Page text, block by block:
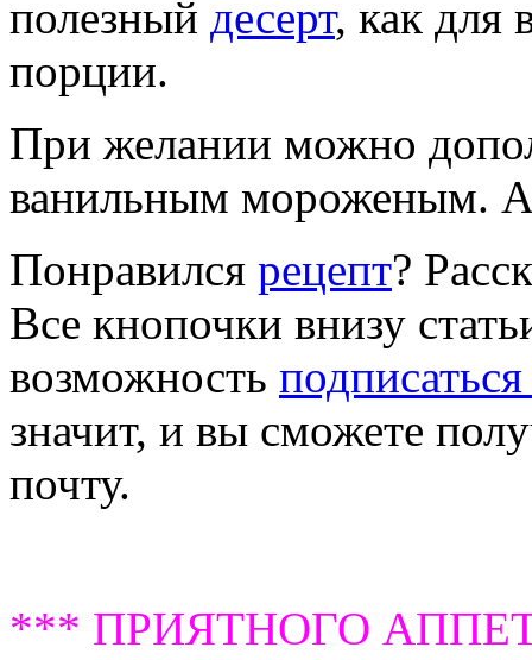
полезный десерт, как для
порции.
При желании можно
ванильным мороженым.
Понравился рецепт?
Все кнопочки внизу
возможность
значит, и вы сможете
почту.
*** ПРИЯТНОГО